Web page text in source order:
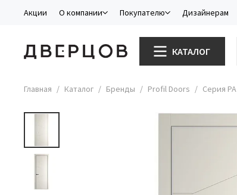
Акции О компании Покупателю Дизайнерам
КАТАЛОГ
Главная Каталог Бренды Profil Doors Серия PA